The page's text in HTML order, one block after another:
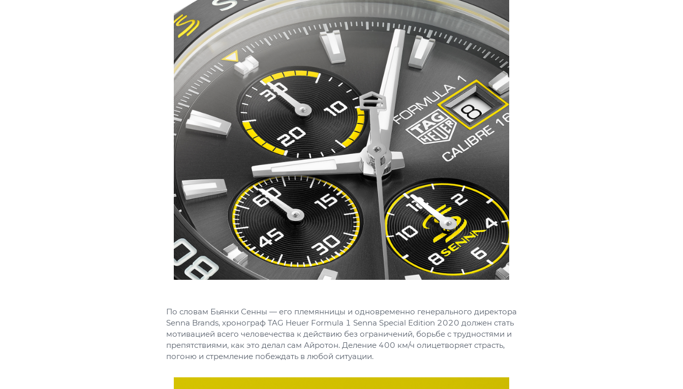
По словам Бьянки Сенны — его племянницы и одновременно генерального директора
Senna Brands, хронограф TAG Heuer Formula 1 Senna Special Edition 2020 должен стать
мотивацией всего человечества к действию без ограничений, борьбе с трудностями и
препятствиями, как это делал сам Айротон. Деление 400 км/ч олицетворяет страсть,
погоню и стремление побеждать в любой ситуации.